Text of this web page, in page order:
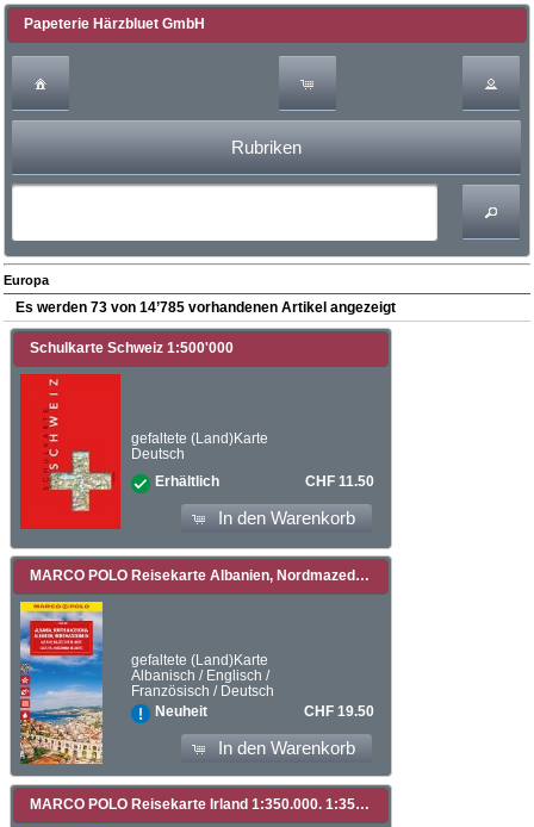
Papeterie Härzbluet GmbH
Rubriken
Europa
Es werden 73 von 14’785 vorhandenen Artikel angezeigt
Schulkarte Schweiz 1:500'000
gefaltete (Land)Karte
Deutsch
Erhältlich
CHF 11.50
In den Warenkorb
MARCO POLO Reisekarte Albanien, Nordmazedonien 1:450.000. 1:450'000
gefaltete (Land)Karte
Albanisch / Englisch /
Französisch / Deutsch
Neuheit
CHF 19.50
In den Warenkorb
MARCO POLO Reisekarte Irland 1:350.000. 1:350'000